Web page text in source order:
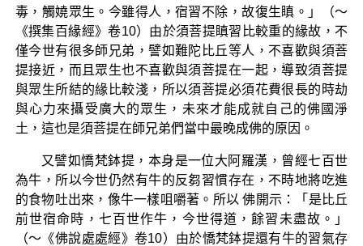
毒，觸嬈眾生。今雖得人，宿習不除，故復生瞋。」（～
《撰集百緣經》卷10）由於須菩提瞋習比較重的緣故，不
僅今世有很多師兄弟，譬如難陀比丘等人，不喜歡與須菩
提接近，而且眾生也不喜歡與須菩提在一起，導致須菩提
與眾生所結的緣比較淺，所以須菩提必須花費很長的時劫
與心力來攝受廣大的眾生，未來才能成就自己的佛國淨
土，這也是須菩提在師兄弟們當中最晚成佛的原因。
又譬如憍梵鉢提，本身是一位大阿羅漢，曾經七百世
為牛，所以今世仍然有牛的反芻習慣存在，不時地將吃進
的食物吐出來，像牛一樣咀嚼著。所以 佛開示：「是比丘
前世宿命時，七百世作牛，今世得道，餘習未盡故。」
（～《佛說處處經》卷10）由於憍梵鉢提還有牛的習氣存